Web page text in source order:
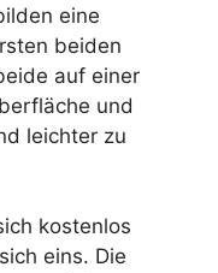
eine
beiden
auf einer
und
leichter zu
kostenlos
eins. Die